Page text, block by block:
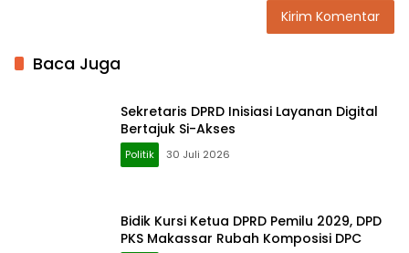
Baca Juga
Sekretaris DPRD Inisiasi Layanan Digital
Bertajuk Si-Akses
Politik 30 Juli 2026
Bidik Kursi Ketua DPRD Pemilu 2029, DPD
PKS Makassar Rubah Komposisi DPC